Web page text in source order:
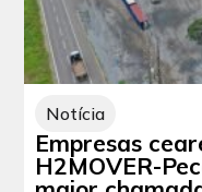
Notícia
Empresas
H2MOVER-